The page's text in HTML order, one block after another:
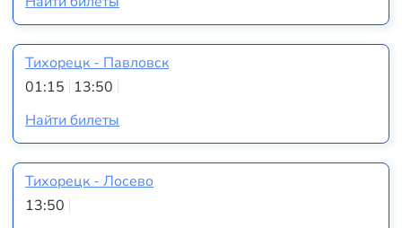
Тихорецк - Павловск
01:15 13:50
Найти билеты
Тихорецк - Лосево
13:50